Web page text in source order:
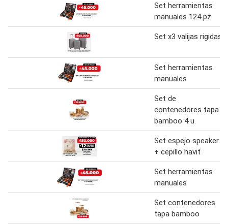
Set herramientas
manuales 124 pz
Set x3 valijas rigidas
Set herramientas
manuales
Set de
contenedores tapa
bamboo 4 u.
Set espejo speaker
+ cepillo havit
Set herramientas
manuales
Set contenedores
tapa bamboo